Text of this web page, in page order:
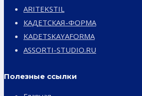
ARITEKSTIL
КАДЕТСКАЯ-ФОРМА
KADETSKAYAFORMA
ASSORTI-STUDIO.RU
Полезные ссылки